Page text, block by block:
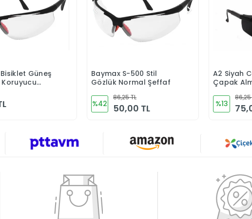
Sepete Ekle
Güneş
Sepete Ekle
Baymax S-500 Stil
Gözlük Normal Şeffaf
%42
86,25 TL
50,00 TL
A2 Siyah
Çapak
%13
86,25